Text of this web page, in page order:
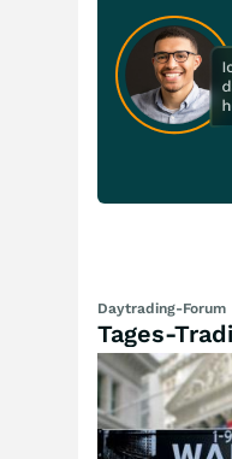
Daytrading-Forum
Tages-